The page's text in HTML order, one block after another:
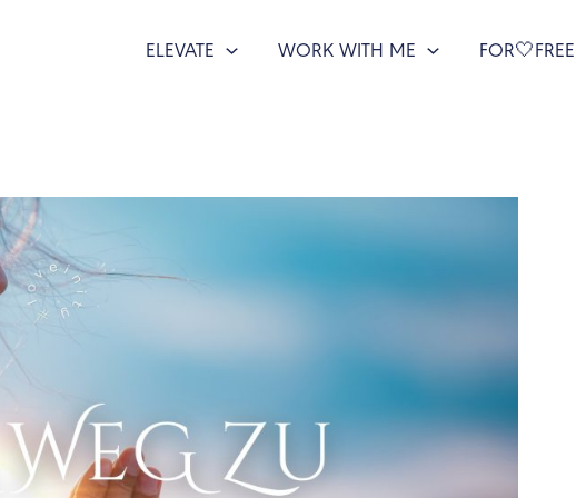
ELEVATE WORK WITH ME FOR🤍FREE